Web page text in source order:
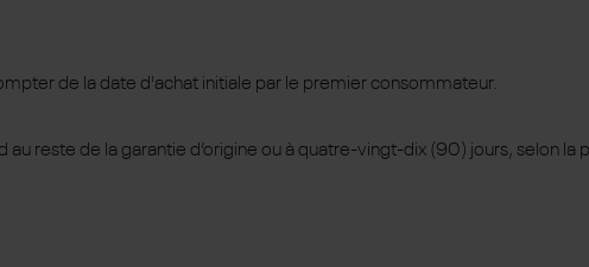
de la date d'achat initiale par le premier consommateur.
reste de la garantie d’origine ou à quatre-vingt-dix (90) jours, selon la